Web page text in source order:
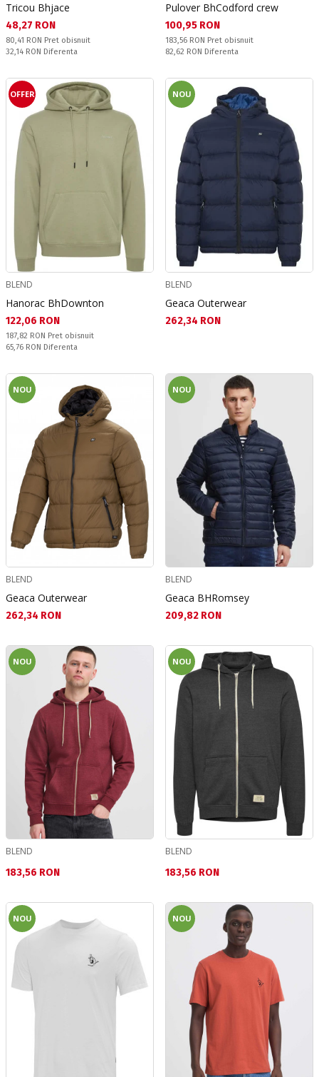
Tricou Bhjace
Текуща цена:
48,27 RON
Pret obisnuit:
80,41 RON Pret obisnuit
Спестявате:
32,14 RON Diferenta
Pulover BhCodford crew
Текуща цена:
100,95 RON
Pret obisnuit:
183,56 RON Pret obisnuit
Спестявате:
82,62 RON Diferenta
OFFER
BLEND
Hanorac BhDownton
Текуща цена:
122,06 RON
Pret obisnuit:
187,82 RON Pret obisnuit
Спестявате:
65,76 RON Diferenta
NOU
BLEND
Geaca Outerwear
Текуща цена:
262,34 RON
NOU
BLEND
Geaca Outerwear
Текуща цена:
262,34 RON
NOU
BLEND
Geaca BHRomsey
Текуща цена:
209,82 RON
NOU
BLEND
Текуща цена:
183,56 RON
NOU
BLEND
Текуща цена:
183,56 RON
NOU NOU